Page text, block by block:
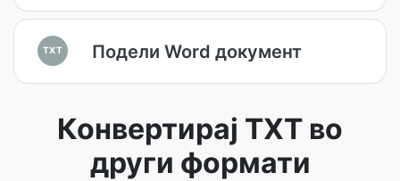
TXT Подели Word документ
Конвертирај TXT во
други формати